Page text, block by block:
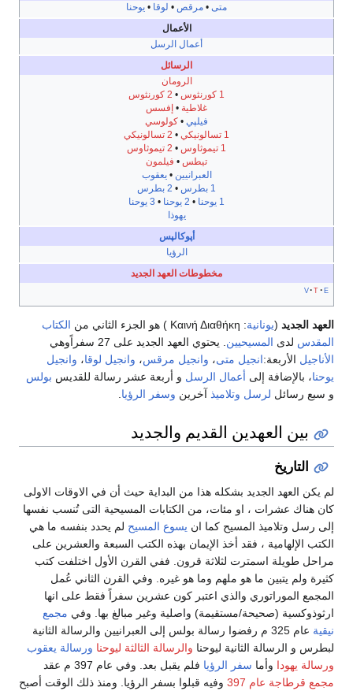
متى • مرقص • لوقا • يوحنا
الأعمال
أعمال الرسل
الرسائل
الرومان
1 كورنثوس
• 2 كورنثوس
غلاطية • إفسس
فيلپي • كولوسي
1 تسالونيكي
• 2 تسالونيكي
1 تيموثاوس
• 2 تيموثاوس
تيطس • فيلمون
العبرانيين •يعقوب
1 بطرس
• 2 بطرس
1 يوحنا
• 2 يوحنا • 3 يوحنا
يهوذا
أپوكالپس
الرؤيا
مخطوطات العهد الجديد
v t e
العهد الجديد (يونانية: Καινή Διαθήκη ) هو الجزء الثاني من
الكتاب
المقدس لدى المسيحيين. يحتوي العهد الجديد على 27 سفراًوهي
الأناجيل الأربعة:انجيل متى، وانجيل مرقس، وانجيل لوقا، وانجيل
يوحنا، بالإضافة إلى أعمال الرسل و أربعة عشر رسالة للقديس بولس
و سبع رسائل لرسل وتلاميذ آخرين وسفر الرؤيا.
بين العهدين القديم والجديد
التاريخ
لم يكن العهد الجديد بشكله هذا من البداية حيث أن في الاوقات الاولى
كان هناك عشرات ، او مئات، من الكتابات المسيحية التى تُنسب نفسها
إلى رسل وتلاميذ المسيح كما ان يسوع المسيح لم يحدد بنفسه ما هي
الكتب الإلهامية ، فقد أخذ الإيمان بهذه الكتب السبعة والعشرين على
مراحل طويلة اسمترت لثلاثة قرون. ففي القرن الأول اختلفت كتب
كثيرة ولم يتبين ما هو ملهم وما هو غيره. وفي القرن الثاني عُمل
المجمع الموراتوري والذي اعتبر كون عشرين سفراً فقط على انها
ارثوذوكسية (صحيحة/مستقيمة) واصلية وغير مبالغ بها. وفي مجمع
نيقية
عام 325 م رفضوا رسالة بولس إلى العبرانيين والرسالة الثانية
لبطرس و الرسالة الثانية ليوحنا والرسالة الثالثة ليوحنا ورسالة يعقوب
ورسالة يهودا وأما سفر الرؤيا فلم يقبل بعد. وفي عام 397 م عقد
مجمع قرطاجة عام 397
وفيه قبلوا بسفر الرؤيا. ومنذ ذلك الوقت أصبح